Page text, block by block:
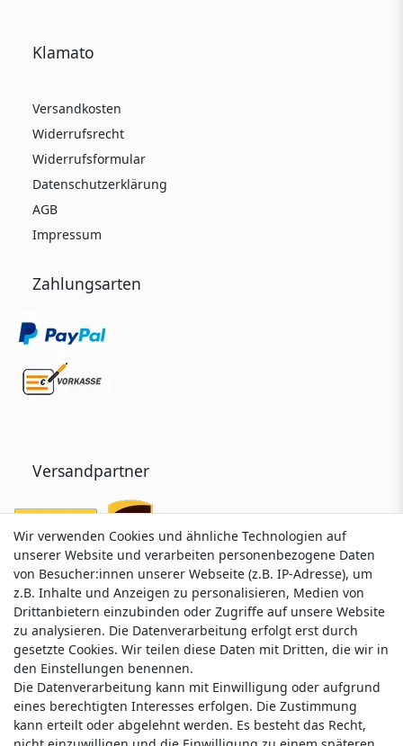
Klamato
Versandkosten
Widerrufsrecht
Widerrufsformular
Datenschutzerklärung
AGB
Impressum
Zahlungsarten
Versandpartner
Service & Kontakt
Wünschen Sie einen Rückruf?
service@klamato.de
Wir verwenden Cookies und ähnliche Technologien auf
unserer Website und verarbeiten personenbezogene Daten
von Besucher:innen unserer Webseite (z.B. IP-Adresse), um
z.B. Inhalte und Anzeigen zu personalisieren, Medien von
Drittanbietern einzubinden oder Zugriffe auf unsere Website
zu analysieren. Die Datenverarbeitung erfolgt erst durch
gesetzte Cookies. Wir teilen diese Daten mit Dritten, die wir in
den Einstellungen benennen.
Die Datenverarbeitung kann mit Einwilligung oder aufgrund
eines berechtigten Interesses erfolgen. Die Zustimmung
kann erteilt oder abgelehnt werden. Es besteht das Recht,
Wir verwenden Cookies und ähnliche Technologien auf
unserer Website und verarbeiten personenbezogene Daten
von Besucher:innen unserer Webseite (z.B. IP-Adresse), um
z.B. Inhalte und Anzeigen zu personalisieren, Medien von
Drittanbietern einzubinden oder Zugriffe auf unsere Website
zu analysieren. Die Datenverarbeitung erfolgt erst durch
gesetzte Cookies. Wir teilen diese Daten mit Dritten, die wir in
den Einstellungen benennen.
Die Datenverarbeitung kann mit Einwilligung oder aufgrund
eines berechtigten Interesses erfolgen. Die Zustimmung
kann erteilt oder abgelehnt werden. Es besteht das Recht,